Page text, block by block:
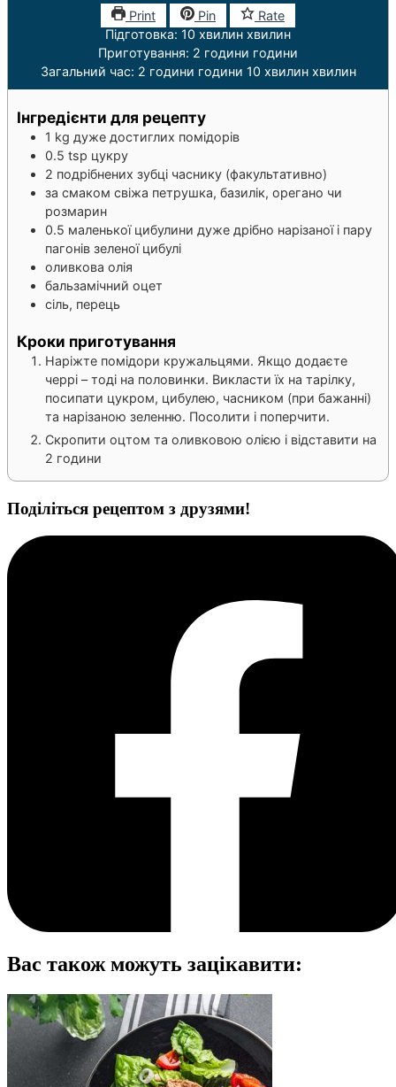
Print Pin
Rate
Підготовка: 10 хвилин хвилин
Приготування: 2 години години
Загальний час: 2 години години 10 хвилин хвилин
Інгредієнти для рецепту
1 kg дуже достиглих помідорів
0.5 tsp цукру
2 подрібнених зубці часнику (факультативно)
за смаком свіжа петрушка, базилік, орегано чи
розмарин
0.5 маленької цибулини дуже дрібно нарізаної і пару
пагонів зеленої цибулі
оливкова олія
бальзамічний оцет
сіль, перець
Кроки приготування
Наріжте помідори кружальцями. Якщо додаєте
черрі – тоді на половинки. Викласти їх на тарілку,
посипати цукром, цибулею, часником (при бажанні)
та нарізаною зеленню. Посолити і поперчити.
Скропити оцтом та оливковою олією і відставити на
2 години
Поділіться рецептом з друзями!
Вас також можуть зацікавити: